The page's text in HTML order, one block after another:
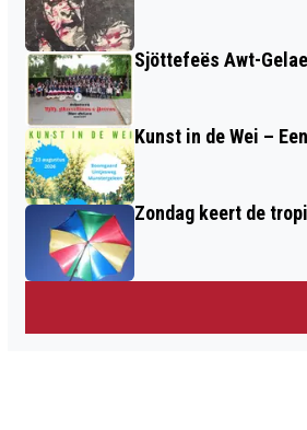
Sjöttefeës Awt-
Kunst in de Wei –
Zondag keert de